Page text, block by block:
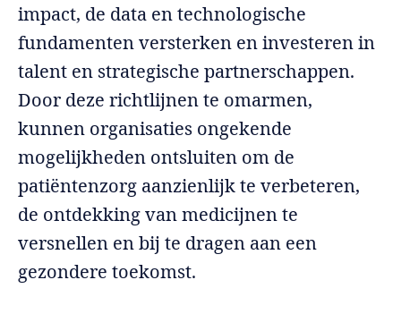
impact, de data en technologische
fundamenten versterken en investeren in
talent en strategische partnerschappen.
Door deze richtlijnen te omarmen,
kunnen organisaties ongekende
mogelijkheden ontsluiten om de
patiëntenzorg aanzienlijk te verbeteren,
de ontdekking van medicijnen te
versnellen en bij te dragen aan een
gezondere toekomst.